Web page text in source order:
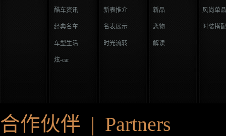
酷车资讯
经典名车
车型生活
炫-car
新表推介
名表展示
时光流转
新品
恋物
解读
风尚单品
时装搭配
合作伙伴 | Partners